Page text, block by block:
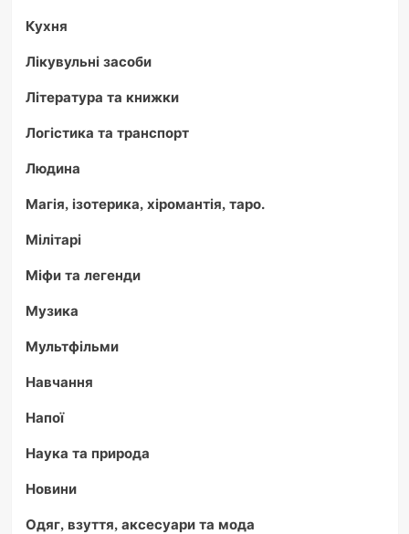
Кухня
Лікувульні засоби
Література та книжки
Логістика та транспорт
Людина
Магія, ізотерика, хіромантія, таро.
Мілітарі
Міфи та легенди
Музика
Мультфільми
Навчання
Напої
Наука та природа
Новини
Одяг, взуття, аксесуари та мода